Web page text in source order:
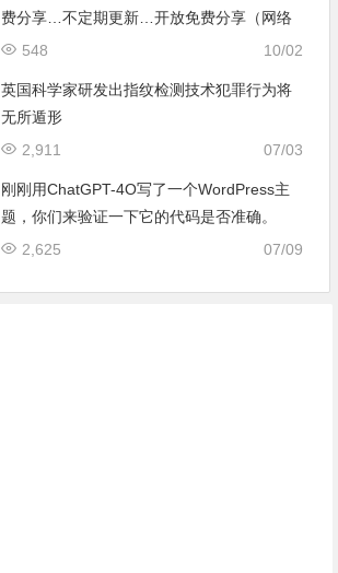
费分享…不定期更新…开放免费分享（网络
免费节点香港|日本|韩国|新加坡|台湾|马来西
10/02
548
英国科学家研发出指纹检测技术犯罪行为将
无所遁形
07/03
2,911
刚刚用ChatGPT-4O写了一个WordPress主
题，你们来验证一下它的代码是否准确。
07/09
2,625